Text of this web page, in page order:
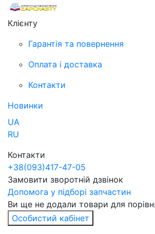
Клієнту
Гарантія та повернення
Оплата і доставка
Контакти
Новинки
UA
RU
Контакти
+38(093)417-47-05
Замовити зворотній дзвінок
Допомога у підборі запчастин
Ви ще не додали товари для
Особистий кабінет